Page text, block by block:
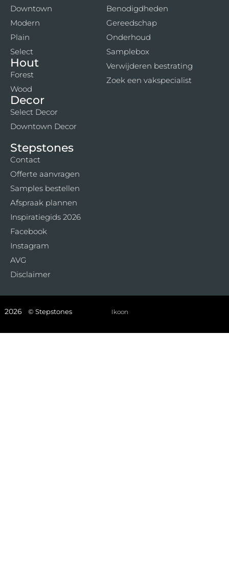
Downtown
Modern
Plain
Select
Hout
Forest
Wood
Decor
Select Decor
Downtown Decor
Benodigdheden
Gereedschap
Onderhoud
Samplebox
Verwijderen bestrating
Zoek een vakspecialist
Stepstones
Contact
Offerte aanvragen
Samples bestellen
Afspraak plannen
Inspiratiegids 2026
Facebook
Instagram
AVG
Disclaimer
2026 © Stepstones Ikoon